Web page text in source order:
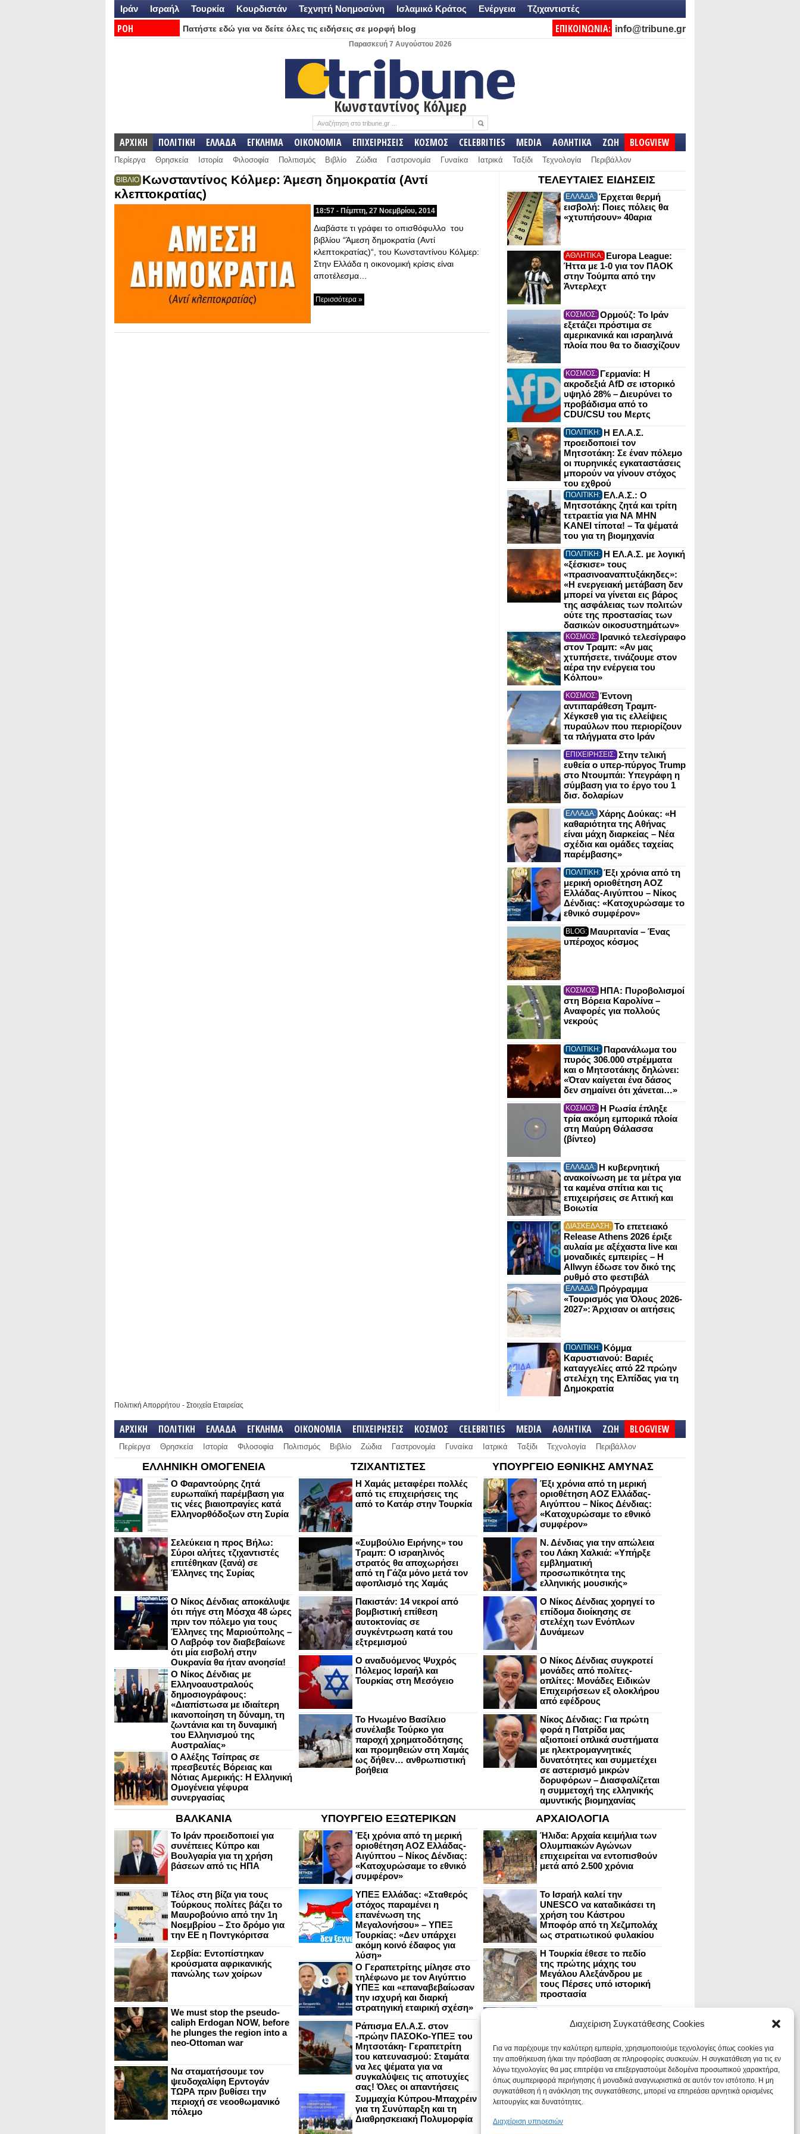
Διαχείριση Συγκατάθεσης Cookies
Για να παρέχουμε την καλύτερη εμπειρία, χρησιμοποιούμε τεχνολογίες όπως cookies για
την αποθήκευση ή/και την πρόσβαση σε πληροφορίες συσκευών. Η συγκατάθεση για τις εν
λόγω τεχνολογίες θα μας επιτρέψει να επεξεργαστούμε δεδομένα προσωπικού χαρακτήρα,
όπως συμπεριφορά περιήγησης ή μοναδικά αναγνωριστικά σε αυτόν τον ιστότοπο. Η μη
συγκατάθεση ή η ανάκληση της συγκατάθεσης, μπορεί να επηρεάσει αρνητικά ορισμένες
λειτουργίες και δυνατότητες.
Διαχείριση υπηρεσιών
Ιράν Ισραήλ Τουρκία Κουρδιστάν Τεχνητή Νοημοσύνη Ισλαμικό Κράτος Ενέργεια Τζιχαντιστές
ΡΟΗ
Πατήστε εδώ για να δείτε όλες τις ειδήσεις σε μορφή blog ΕΠΙΚΟΙΝΩΝΙΑ: info@tribune.gr
Παρασκευή 7 Αυγούστου 2026
Κωνσταντίνος Κόλμερ
ΑΡΧΙΚΗ ΠΟΛΙΤΙΚΗ ΕΛΛΑΔΑ ΕΓΚΛΗΜΑ ΟΙΚΟΝΟΜΙΑ ΕΠΙΧΕΙΡΗΣΕΙΣ ΚΟΣΜΟΣ CELEBRITIES MEDIA ΑΘΛΗΤΙΚΑ ΖΩΗ BLOGVIEW
Περίεργα Θρησκεία Ιστορία Φιλοσοφία Πολιτισμός Βιβλίο Ζώδια Γαστρονομία Γυναίκα Ιατρικά Ταξίδι Τεχνολογία Περιβάλλον
ΒΙΒΛΙΟ Κωνσταντίνος Κόλμερ: Άμεση δημοκρατία (Αντί
κλεπτοκρατίας)
18:57 - Πέμπτη, 27 Νοεμβρίου, 2014
Διαβάστε τι γράφει το οπισθόφυλλο του
βιβλίου “Άμεση δημοκρατία (Αντί
κλεπτοκρατίας)“, του Κωνσταντίνου Κόλμερ:
Στην Ελλάδα η οικονομική κρίσις είναι
αποτέλεσμα…
Περισσότερα »
ΤΕΛΕΥΤΑΙΕΣ ΕΙΔΗΣΕΙΣ
ΕΛΛΑΔΑ: Έρχεται θερμή
εισβολή: Ποιες πόλεις θα
«χτυπήσουν» 40αρια
ΑΘΛΗΤΙΚΑ: Europa League:
Ήττα με 1-0 για τον ΠΑΟΚ
στην Τούμπα από την
Άντερλεχτ
ΚΟΣΜΟΣ: Ορμούζ: Το Ιράν
εξετάζει πρόστιμα σε
αμερικανικά και ισραηλινά
πλοία που θα το διασχίζουν
ΚΟΣΜΟΣ: Γερμανία: Η
ακροδεξιά AfD σε ιστορικό
υψηλό 28% – Διευρύνει το
προβάδισμα από το
CDU/CSU του Μερτς
ΠΟΛΙΤΙΚΗ: Η ΕΛ.Α.Σ.
προειδοποιεί τον
Μητσοτάκη: Σε έναν πόλεμο
οι πυρηνικές εγκαταστάσεις
μπορούν να γίνουν στόχος
του εχθρού
ΠΟΛΙΤΙΚΗ: ΕΛ.Α.Σ.: Ο
Μητσοτάκης ζητά και τρίτη
τετραετία για ΝΑ ΜΗΝ
ΚΑΝΕΙ τίποτα! – Τα ψέματά
του για τη βιομηχανία
ΠΟΛΙΤΙΚΗ: Η ΕΛ.Α.Σ. με λογική
«ξέσκισε» τους
«πρασινοαναπτυξάκηδες»:
«Η ενεργειακή μετάβαση δεν
μπορεί να γίνεται εις βάρος
της ασφάλειας των πολιτών
ούτε της προστασίας των
δασικών οικοσυστημάτων»
ΚΟΣΜΟΣ: Ιρανικό τελεσίγραφο
στον Τραμπ: «Αν μας
χτυπήσετε, τινάζουμε στον
αέρα την ενέργεια του
Κόλπου»
ΚΟΣΜΟΣ: Έντονη
αντιπαράθεση Τραμπ-
Χέγκσεθ για τις ελλείψεις
πυραύλων που περιορίζουν
τα πλήγματα στο Ιράν
ΕΠΙΧΕΙΡΗΣΕΙΣ: Στην τελική
ευθεία ο υπερ-πύργος Trump
στο Ντουμπάι: Υπεγράφη η
σύμβαση για το έργο του 1
δισ. δολαρίων
ΕΛΛΑΔΑ: Χάρης Δούκας: «Η
καθαριότητα της Αθήνας
είναι μάχη διαρκείας – Νέα
σχέδια και ομάδες ταχείας
παρέμβασης»
ΠΟΛΙΤΙΚΗ: Έξι χρόνια από τη
μερική οριοθέτηση ΑΟΖ
Ελλάδας-Αιγύπτου – Νίκος
Δένδιας: «Κατοχυρώσαμε το
εθνικό συμφέρον»
BLOG: Μαυριτανία – Ένας
υπέροχος κόσμος
ΚΟΣΜΟΣ: ΗΠΑ: Πυροβολισμοί
στη Βόρεια Καρολίνα –
Αναφορές για πολλούς
νεκρούς
ΠΟΛΙΤΙΚΗ: Παρανάλωμα του
πυρός 306.000 στρέμματα
και ο Μητσοτάκης δηλώνει:
«Όταν καίγεται ένα δάσος
δεν σημαίνει ότι χάνεται…»
ΚΟΣΜΟΣ: Η Ρωσία έπληξε
τρία ακόμη εμπορικά πλοία
στη Μαύρη Θάλασσα
(βίντεο)
ΕΛΛΑΔΑ: Η κυβερνητική
ανακοίνωση με τα μέτρα για
τα καμένα σπίτια και τις
επιχειρήσεις σε Αττική και
Βοιωτία
ΔΙΑΣΚΕΔΑΣΗ: Το επετειακό
Release Athens 2026 έριξε
αυλαία με αξέχαστα live και
μοναδικές εμπειρίες – Η
Allwyn έδωσε τον δικό της
ρυθμό στο φεστιβάλ
ΕΛΛΑΔΑ: Πρόγραμμα
«Τουρισμός για Όλους 2026-
2027»: Άρχισαν οι αιτήσεις
ΠΟΛΙΤΙΚΗ: Κόμμα
Καρυστιανού: Βαριές
καταγγελίες από 22 πρώην
στελέχη της Ελπίδας για τη
Δημοκρατία
Πολιτική Απορρήτου - Στοιχεία Εταιρείας
ΑΡΧΙΚΗ ΠΟΛΙΤΙΚΗ ΕΛΛΑΔΑ ΕΓΚΛΗΜΑ ΟΙΚΟΝΟΜΙΑ ΕΠΙΧΕΙΡΗΣΕΙΣ ΚΟΣΜΟΣ CELEBRITIES MEDIA ΑΘΛΗΤΙΚΑ ΖΩΗ BLOGVIEW
Περίεργα Θρησκεία Ιστορία Φιλοσοφία Πολιτισμός Βιβλίο Ζώδια Γαστρονομία Γυναίκα Ιατρικά Ταξίδι Τεχνολογία Περιβάλλον
ΕΛΛΗΝΙΚΗ ΟΜΟΓΕΝΕΙΑ
Ο Φαραντούρης ζητά
ευρωπαϊκή παρέμβαση για
τις νέες βιαιοπραγίες κατά
Ελληνορθόδοξων στη Συρία
Σελεύκεια η προς Βήλω:
Σύροι αλήτες τζιχαντιστές
επιτέθηκαν (ξανά) σε
Έλληνες της Συρίας
Ο Νίκος Δένδιας αποκάλυψε
ότι πήγε στη Μόσχα 48 ώρες
πριν τον πόλεμο για τους
Έλληνες της Μαριούπολης –
Ο Λαβρόφ τον διαβεβαίωνε
ότι μία εισβολή στην
Ουκρανία θα ήταν ανοησία!
Ο Νίκος Δένδιας με
Ελληνοαυστραλούς
δημοσιογράφους:
«Διαπίστωσα με ιδιαίτερη
ικανοποίηση τη δύναμη, τη
ζωντάνια και τη δυναμική
του Ελληνισμού της
Αυστραλίας»
Ο Αλέξης Τσίπρας σε
πρεσβευτές Βόρειας και
Νότιας Αμερικής: Η Ελληνική
Ομογένεια γέφυρα
συνεργασίας
ΤΖΙΧΑΝΤΙΣΤΕΣ
Η Χαμάς μεταφέρει πολλές
από τις επιχειρήσεις της
από το Κατάρ στην Τουρκία
«Συμβούλιο Ειρήνης» του
Τραμπ: Ο ισραηλινός
στρατός θα αποχωρήσει
από τη Γάζα μόνο μετά τον
αφοπλισμό της Χαμάς
Πακιστάν: 14 νεκροί από
βομβιστική επίθεση
αυτοκτονίας σε
συγκέντρωση κατά του
εξτρεμισμού
Ο αναδυόμενος Ψυχρός
Πόλεμος Ισραήλ και
Τουρκίας στη Μεσόγειο
Το Ηνωμένο Βασίλειο
συνέλαβε Τούρκο για
παροχή χρηματοδότησης
και προμηθειών στη Χαμάς
ως δήθεν… ανθρωπιστική
βοήθεια
ΥΠΟΥΡΓΕΙΟ ΕΘΝΙΚΗΣ ΑΜΥΝΑΣ
Έξι χρόνια από τη μερική
οριοθέτηση ΑΟΖ Ελλάδας-
Αιγύπτου – Νίκος Δένδιας:
«Κατοχυρώσαμε το εθνικό
συμφέρον»
Ν. Δένδιας για την απώλεια
του Λάκη Χαλκιά: «Υπήρξε
εμβληματική
προσωπικότητα της
ελληνικής μουσικής»
Ο Νίκος Δένδιας χορηγεί το
επίδομα διοίκησης σε
στελέχη των Ενόπλων
Δυνάμεων
Ο Νίκος Δένδιας συγκροτεί
μονάδες από πολίτες-
οπλίτες: Μονάδες Ειδικών
Επιχειρήσεων εξ ολοκλήρου
από εφέδρους
Νίκος Δένδιας: Για πρώτη
φορά η Πατρίδα μας
αξιοποιεί οπλικά συστήματα
με ηλεκτρομαγνητικές
δυνατότητες και συμμετέχει
σε αστερισμό μικρών
δορυφόρων – Διασφαλίζεται
η συμμετοχή της ελληνικής
αμυντικής βιομηχανίας
ΒΑΛΚΑΝΙΑ
Το Ιράν προειδοποιεί για
συνέπειες Κύπρο και
Βουλγαρία για τη χρήση
βάσεων από τις ΗΠΑ
Τέλος στη βίζα για τους
Τούρκους πολίτες βάζει το
Μαυροβούνιο από την 1η
Νοεμβρίου – Στο δρόμο για
την ΕΕ η Ποντγκόριτσα
Σερβία: Εντοπίστηκαν
κρούσματα αφρικανικής
πανώλης των χοίρων
We must stop the pseudo-
caliph Erdogan NOW, before
he plunges the region into a
neo-Ottoman war
Να σταματήσουμε τον
ψευδοχαλίφη Ερντογάν
ΤΩΡΑ πριν βυθίσει την
περιοχή σε νεοοθωμανικό
πόλεμο
ΥΠΟΥΡΓΕΙΟ ΕΞΩΤΕΡΙΚΩΝ
Έξι χρόνια από τη μερική
οριοθέτηση ΑΟΖ Ελλάδας-
Αιγύπτου – Νίκος Δένδιας:
«Κατοχυρώσαμε το εθνικό
συμφέρον»
ΥΠΕΞ Ελλάδας: «Σταθερός
στόχος παραμένει η
επανένωση της
Μεγαλονήσου» – ΥΠΕΞ
Τουρκίας: «Δεν υπάρχει
ακόμη κοινό έδαφος για
λύση»
Ο Γεραπετρίτης μίλησε στο
τηλέφωνο με τον Αιγύπτιο
ΥΠΕΞ και «επαναβεβαίωσαν
την ισχυρή και διαρκή
στρατηγική εταιρική σχέση»
Ράπισμα ΕΛ.Α.Σ. στον
-πρώην ΠΑΣΟΚο-ΥΠΕΞ του
Μητσοτάκη- Γεραπετρίτη
του κατευνασμού: Σταμάτα
να λες ψέματα για να
συγκαλύψεις τις αποτυχίες
σας! Όλες οι απαντήσεις
Συμμαχία Κύπρου-Μπαχρέιν
για τη Συνύπαρξη και τη
Διαθρησκειακή Πολυμορφία
ΑΡΧΑΙΟΛΟΓΙΑ
Ήλιδα: Αρχαία κειμήλια των
Ολυμπιακών Αγώνων
επιχειρείται να εντοπισθούν
μετά από 2.500 χρόνια
Το Ισραήλ καλεί την
UNESCO να καταδικάσει τη
χρήση του Κάστρου
Μποφόρ από τη Χεζμπολάχ
ως στρατιωτικού φυλακίου
Η Τουρκία έθεσε το πεδίο
της πρώτης μάχης του
Μεγάλου Αλεξάνδρου με
τους Πέρσες υπό ιστορική
προστασία
ανακτόρου στην
στο Παλάτι των Δεσποτών
Οι Νεάντερταλ έκαναν
οδοντιατρικές επεμβάσεις σε
χαλασμένα δόντια, σύμφωνα
με ευρήματα